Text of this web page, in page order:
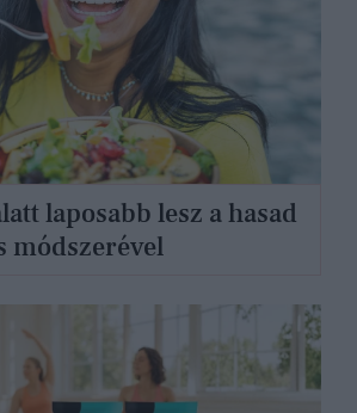
laposabb lesz a hasad
módszerével